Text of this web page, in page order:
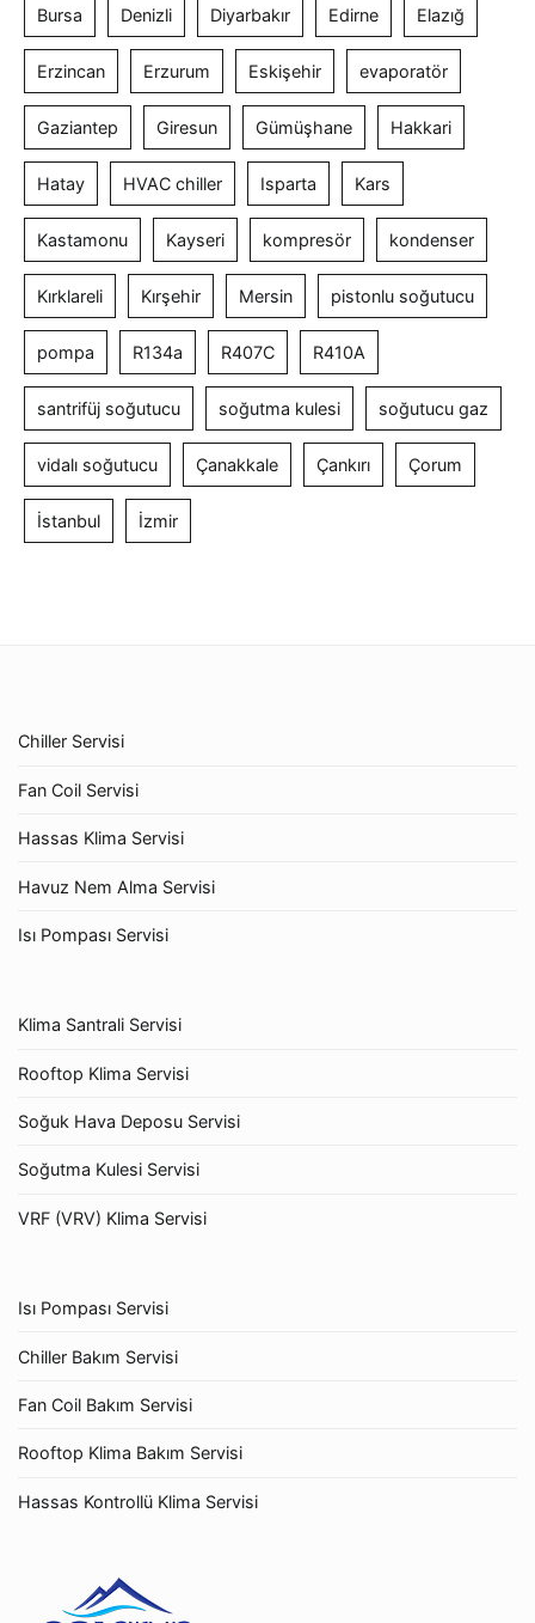
Bursa Denizli Diyarbakır Edirne Elazığ
Erzincan Erzurum Eskişehir evaporatör
Gaziantep Giresun Gümüşhane Hakkari
Hatay HVAC chiller Isparta Kars
Kastamonu Kayseri kompresör kondenser
Kırklareli Kırşehir Mersin pistonlu soğutucu
pompa R134a R407C R410A
santrifüj soğutucu soğutma kulesi soğutucu gaz
vidalı soğutucu Çanakkale Çankırı Çorum
İstanbul İzmir
Chiller Servisi
Fan Coil Servisi
Hassas Klima Servisi
Havuz Nem Alma Servisi
Isı Pompası Servisi
Klima Santrali Servisi
Rooftop Klima Servisi
Soğuk Hava Deposu Servisi
Soğutma Kulesi Servisi
VRF (VRV) Klima Servisi
Isı Pompası Servisi
Chiller Bakım Servisi
Fan Coil Bakım Servisi
Rooftop Klima Bakım Servisi
Hassas Kontrollü Klima Servisi